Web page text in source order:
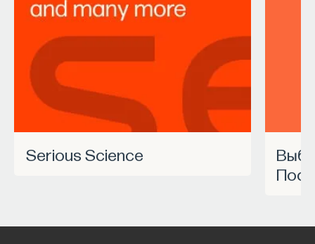
Serious Science
Выбрать курс Академии